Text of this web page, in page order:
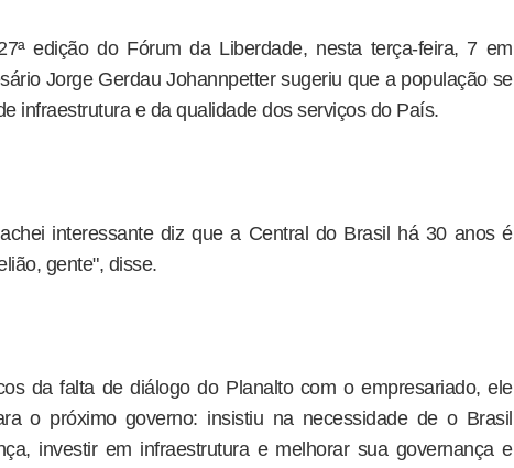
edição do Fórum da Liberdade, nesta terça-feira, 7 em
Jorge Gerdau Johannpetter sugeriu que a população se
infraestrutura e da qualidade dos serviços do País.
interessante diz que a Central do Brasil há 30 anos é
gente", disse.
da falta de diálogo do Planalto com o empresariado, ele
o próximo governo: insistiu na necessidade de o Brasil
investir em infraestrutura e melhorar sua governança e